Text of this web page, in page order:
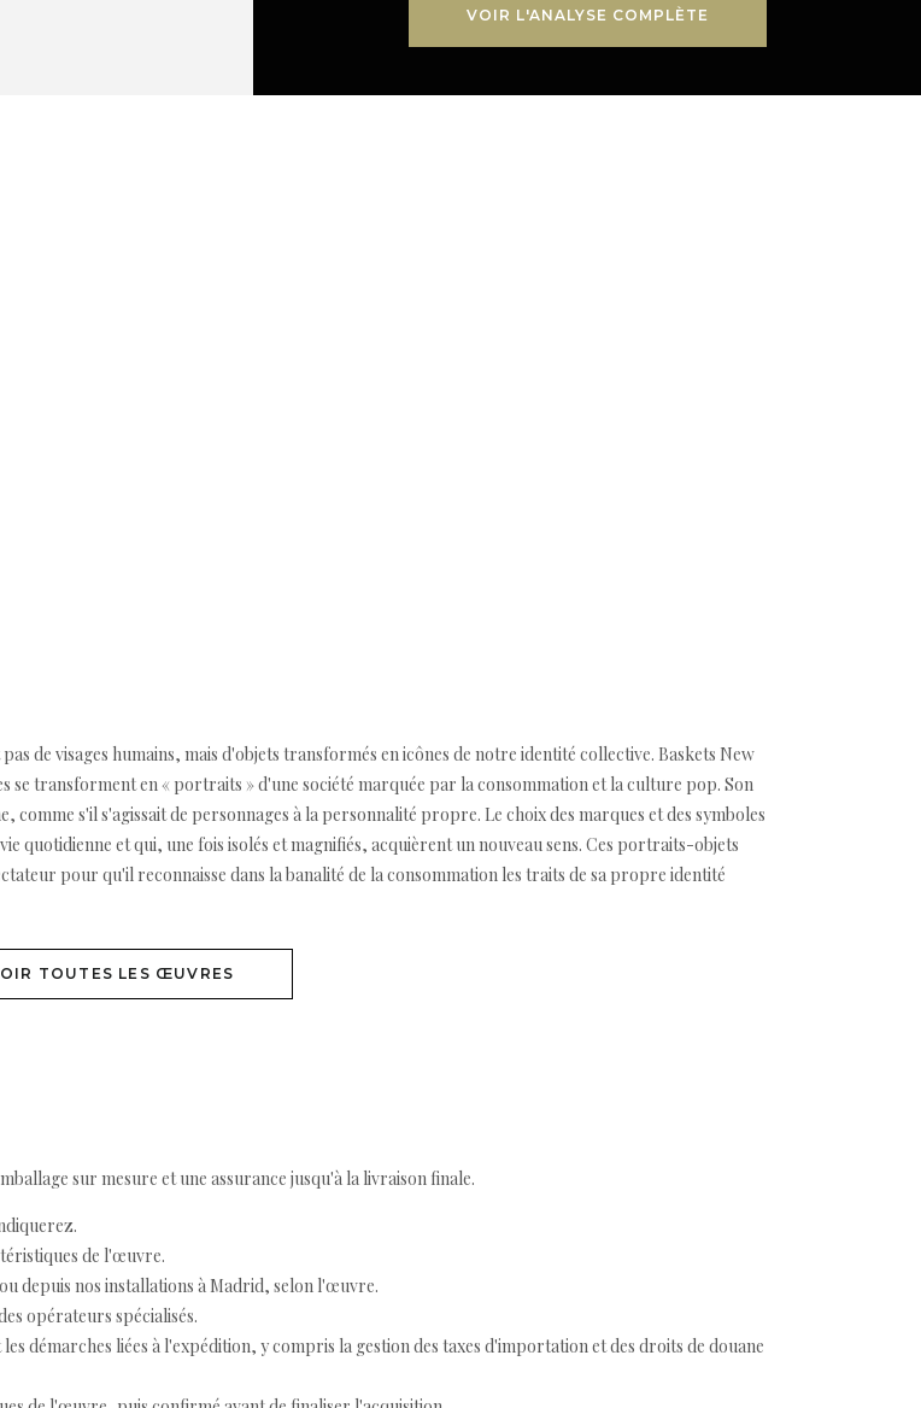
VOIR L'ANALYSE COMPLÈTE
de visages humains, mais d'objets transformés en icônes de notre identité collective. Baskets New
se transforment en « portraits » d'une société marquée par la consommation et la culture pop. Son
s'il s'agissait de personnages à la personnalité propre. Le choix des marques et des symboles
quotidienne et qui, une fois isolés et magnifiés, acquièrent un nouveau sens. Ces portraits-objets
pour qu'il reconnaisse dans la banalité de la consommation les traits de sa propre identité
TOUTES LES ŒUVRES
sur mesure et une assurance jusqu'à la livraison finale.
de l'œuvre.
depuis nos installations à Madrid, selon l'œuvre.
opérateurs spécialisés.
démarches liées à l'expédition, y compris la gestion des taxes d'importation et des droits de douane